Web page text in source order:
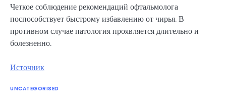
Четкое соблюдение рекомендаций офтальмолога
поспособствует быстрому избавлению от чирья. В
противном случае патология проявляется длительно и
болезненно.
Источник
UNCATEGORISED